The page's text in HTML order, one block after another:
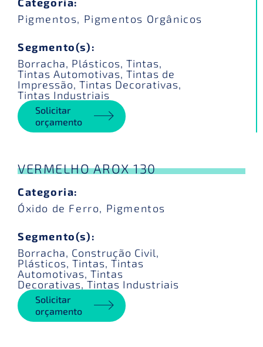
Pigmentos, Pigmentos Orgânicos
Segmento(s):
Borracha, Plásticos, Tintas,
Tintas Automotivas, Tintas de
Impressão, Tintas Decorativas,
Tintas Industriais
Solicitar
orçamento
VERMELHO AROX 130
Categoria:
Óxido de Ferro, Pigmentos
Segmento(s):
Borracha, Construção Civil,
Plásticos, Tintas, Tintas
Automotivas, Tintas
Decorativas, Tintas Industriais
Solicitar
orçamento